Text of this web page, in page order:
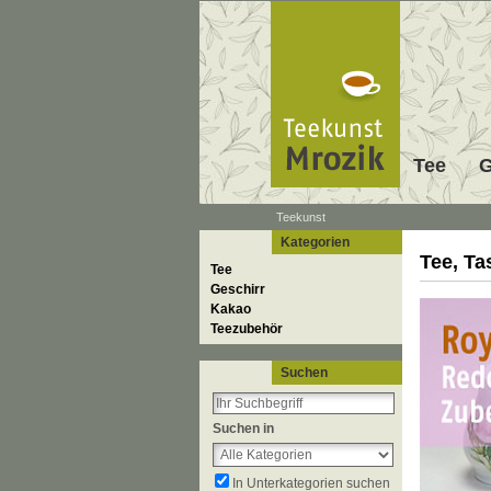
Tee
Teekunst
Kategorien
Tee
Geschirr
Kakao
Teezubehör
Suchen
Suchen in
In Unterkategorien suchen
Tee,